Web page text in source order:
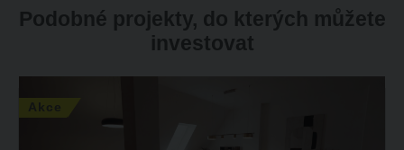
Podobné projekty, do kterých můžete
investovat